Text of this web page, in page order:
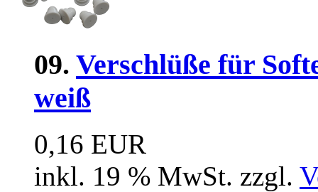
09. Verschlüße für
weiß
0,16 EUR
inkl. 19 % MwSt. zzgl.